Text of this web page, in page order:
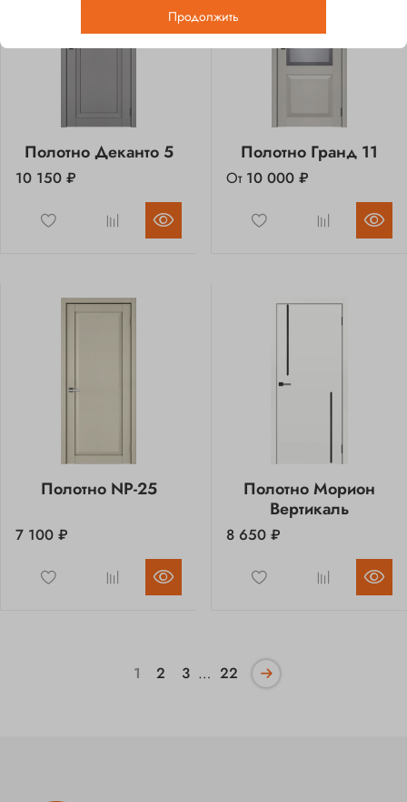
Полотно Деканто 5
10 150 ₽
Полотно Гранд 11
От 10 000 ₽
Полотно NP-25
7 100 ₽
Полотно Морион
Вертикаль
8 650 ₽
1 2 3 … 22
Продолжить